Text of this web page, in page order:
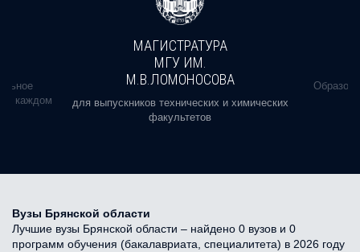
в каждом
МАГИСТРАТУРА
МГУ ИМ.
М.В.ЛОМОНОСОВА
для выпускников технических и химических
факультетов
Вузы Брянской области
Лучшие вузы Брянской области – найдено 0 вузов и 0
программ обучения (бакалавриата, специалитета) в 2026 году